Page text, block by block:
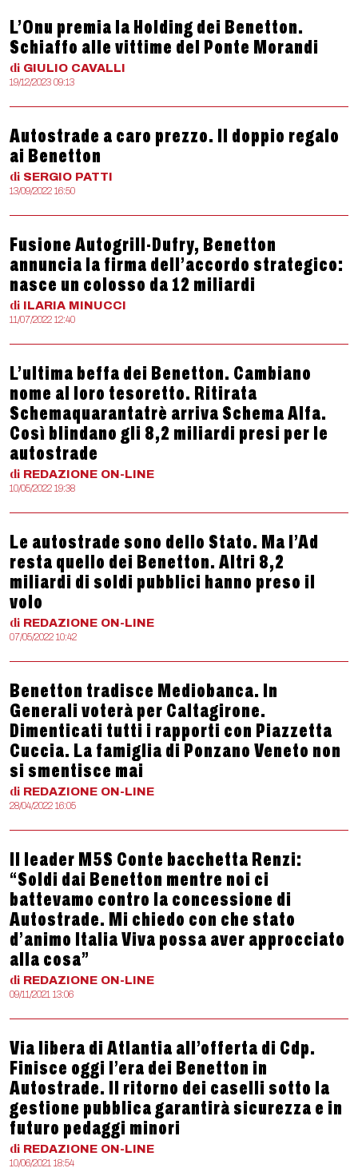
L’Onu premia la Holding dei Benetton.
Schiaffo alle vittime del Ponte Morandi
di GIULIO CAVALLI
19/12/2023 09:13
Autostrade a caro prezzo. Il doppio regalo
ai Benetton
di SERGIO PATTI
13/09/2022 16:50
Fusione Autogrill-Dufry, Benetton
annuncia la firma dell’accordo strategico:
nasce un colosso da 12 miliardi
di ILARIA MINUCCI
11/07/2022 12:40
L’ultima beffa dei Benetton. Cambiano
nome al loro tesoretto. Ritirata
Schemaquarantatrè arriva Schema Alfa.
Così blindano gli 8,2 miliardi presi per le
autostrade
di REDAZIONE ON-LINE
10/05/2022 19:38
Le autostrade sono dello Stato. Ma l’Ad
resta quello dei Benetton. Altri 8,2
miliardi di soldi pubblici hanno preso il
volo
di REDAZIONE ON-LINE
07/05/2022 10:42
Benetton tradisce Mediobanca. In
Generali voterà per Caltagirone.
Dimenticati tutti i rapporti con Piazzetta
Cuccia. La famiglia di Ponzano Veneto non
si smentisce mai
di REDAZIONE ON-LINE
28/04/2022 16:05
Il leader M5S Conte bacchetta Renzi:
“Soldi dai Benetton mentre noi ci
battevamo contro la concessione di
Autostrade. Mi chiedo con che stato
d’animo Italia Viva possa aver approcciato
alla cosa”
di REDAZIONE ON-LINE
09/11/2021 13:06
Via libera di Atlantia all’offerta di Cdp.
Finisce oggi l’era dei Benetton in
Autostrade. Il ritorno dei caselli sotto la
gestione pubblica garantirà sicurezza e in
futuro pedaggi minori
di REDAZIONE ON-LINE
10/06/2021 18:54